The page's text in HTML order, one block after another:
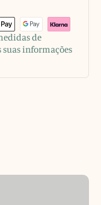
de
suas informações